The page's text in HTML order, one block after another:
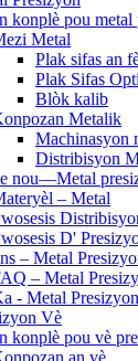
konplè pou metal
Metal
Plak sifas an
Plak Sifas
Blòk kalib
Metalik
Machinasyon
Distribisyon
nou—Metal
– Metal
D'
– Metal
– Metal
- Metal Presizyon
Vè
konplè pou vè
an vè